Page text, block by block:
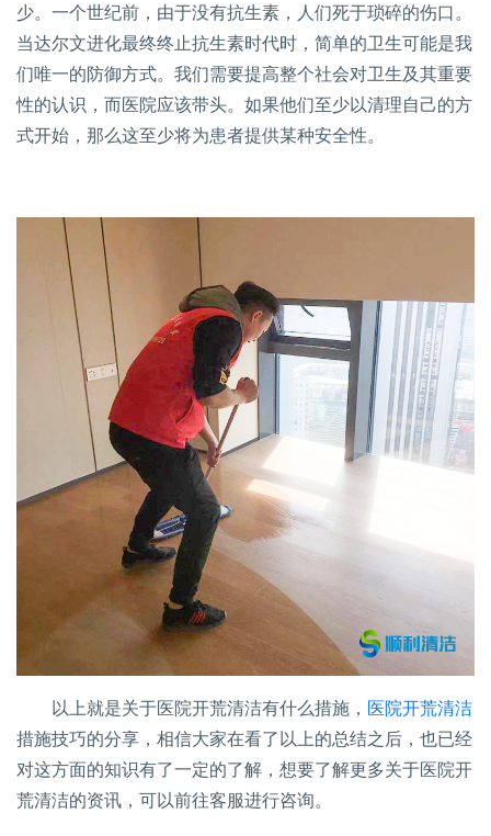
少。一个世纪前，由于没有抗生素，人们死于琐碎的伤口。
当达尔文进化最终终止抗生素时代时，简单的卫生可能是我
们唯一的防御方式。我们需要提高整个社会对卫生及其重要
性的认识，而医院应该带头。如果他们至少以清理自己的方
式开始，那么这至少将为患者提供某种安全性。
以上就是关于医院开荒清洁有什么措施， 医院开荒清洁
措施技巧的分享，相信大家在看了以上的总结之后，也已经
对这方面的知识有了一定的了解，想要了解更多关于医院开
荒清洁的资讯，可以前往客服进行咨询。